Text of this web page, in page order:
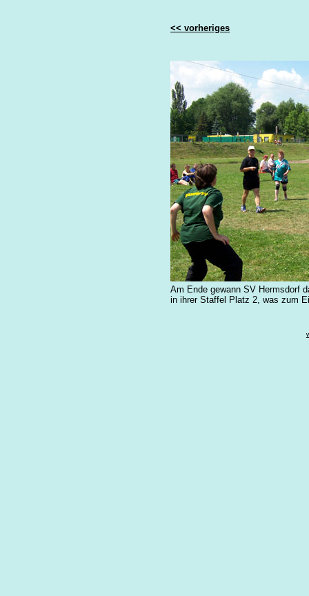
<< vorheriges
Am Ende gewann SV Hermsdorf
in ihrer Staffel Platz 2, was zum